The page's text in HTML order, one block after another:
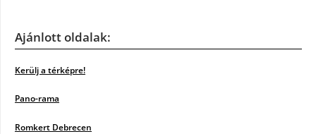
Ajánlott oldalak:
Kerülj a térképre!
Pano-rama
Romkert Debrecen